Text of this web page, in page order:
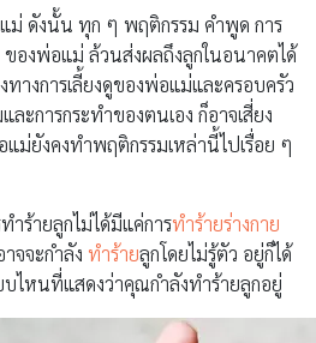
ม่ ดังนั้น ทุก ๆ พฤติกรรม คำพูด การ
ของพ่อแม่ ล้วนส่งผลถึงลูกในอนาคตได้
ทางการเลี้ยงดูของพ่อแม่และครอบครัว
ะการกระทำของตนเอง ก็อาจเสี่ยง
แม่ยังคงทำพฤติกรรมเหล่านี้ไปเรื่อย ๆ
ร้ายลูกไม่ได้มีแค่การทำร้ายร่างกาย
จะกำลัง ทำร้ายลูกโดยไม่รู้ตัว อยู่ก็ได้
ไหนที่แสดงว่าคุณกำลังทำร้ายลูกอยู่